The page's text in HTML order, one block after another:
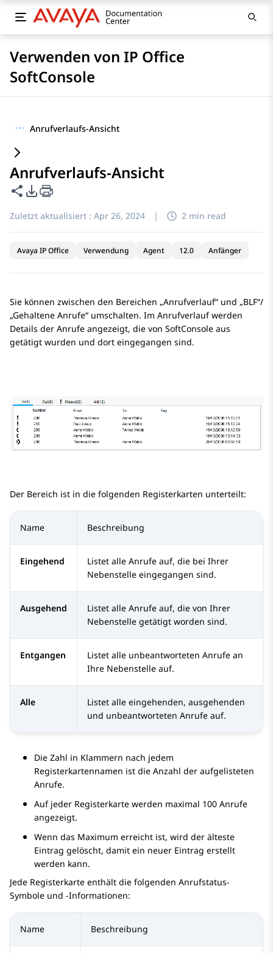
Verwenden von IP Office
SoftConsole
··· Anrufverlaufs-Ansicht
Anrufverlaufs-Ansicht
Diese Seite teilen
PDF-Exportoptionen
Zuletzt aktualisiert : Apr 26, 2024 | 2 min read
Avaya IP Office Verwendung Agent 12.0 Anfänger
Sie können zwischen den Bereichen „Anrufverlauf“ und „BLF“/
„Gehaltene Anrufe“ umschalten. Im Anrufverlauf werden
Details der Anrufe angezeigt, die von SoftConsole aus
getätigt wurden und dort eingegangen sind.
Der Bereich ist in die folgenden Registerkarten unterteilt:
Name Beschreibung
Eingehend
Listet alle Anrufe auf, die bei Ihrer
Nebenstelle eingegangen sind.
Ausgehend
Listet alle Anrufe auf, die von Ihrer
Nebenstelle getätigt worden sind.
Entgangen
Listet alle unbeantworteten Anrufe an
Ihre Nebenstelle auf.
Alle
Listet alle eingehenden, ausgehenden
und unbeantworteten Anrufe auf.
Die Zahl in Klammern nach jedem
Registerkartennamen ist die Anzahl der aufgelisteten
Anrufe.
Auf jeder Registerkarte werden maximal 100 Anrufe
angezeigt.
Wenn das Maximum erreicht ist, wird der älteste
Eintrag gelöscht, damit ein neuer Eintrag erstellt
werden kann.
Jede Registerkarte enthält die folgenden Anrufstatus-
Symbole und -Informationen:
Name Beschreibung